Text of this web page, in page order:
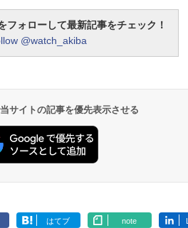
ォローして最新記事をチェック！
@watch_akiba
サイトの記事を優先表示させる
はてブ note